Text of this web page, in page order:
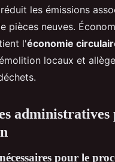
les émissions
pièces neuves.
l'économie
locaux et
administratives
pour le